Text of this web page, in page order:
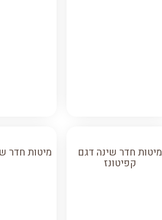
מיטות חדר שינה דגם
קפיטונז
מיטות חדר